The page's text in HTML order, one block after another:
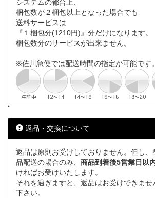
システムの都合上、
梱包数が２梱包以上となった場合でも
送料サービスは
『１梱包分(1210円)』分だけになります。
梱包数分のサービスが出来ません。
※佐川急便では配送時間の指定が可能です。
返品・交換について
返品は原則お受けしておりません。但し、
品配送の場合のみ、 商品到着後5営業日以
ければお受けいたします。
それを過ぎますと、返品はお受けできま
下さい。